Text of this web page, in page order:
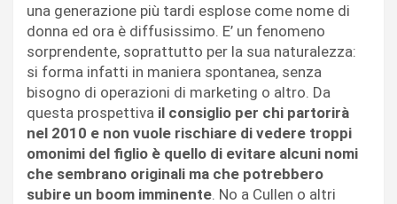
una generazione più tardi esplose come nome di
donna ed ora è diffusissimo. E’ un fenomeno
sorprendente, soprattutto per la sua naturalezza:
si forma infatti in maniera spontanea, senza
bisogno di operazioni di marketing o altro. Da
questa prospettiva il consiglio per chi partorirà
nel 2010 e non vuole rischiare di vedere troppi
omonimi del figlio è quello di evitare alcuni nomi
che sembrano originali ma che potrebbero
subire un boom imminente. No a Cullen o altri